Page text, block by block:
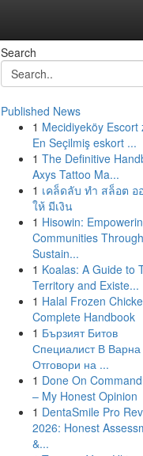
Search
Published News
1 Mecidiyeköy Escort
En Seçilmiş eskort ...
1 The Definitive
Axys Tattoo Ma...
1 เคล็ดลับ ทำ สล็อต อ
ให้ มีเงิน
1 Hisowin:
Communities Through
Sustain...
1 Koalas: A Guide to
Territory and Existe...
1 Halal Frozen
Complete Handbook
1 Бързият Битов
Специалист В Варна
Отговори на ...
1 Done On
– My Honest Opinion
1 DentaSmile Pro
2026: Honest
&...